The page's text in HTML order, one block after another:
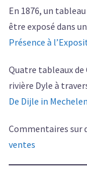
En 1876, un
être exposé dans
Présence à
Quatre tableaux de
rivière Dyle à
De Dijle in
Commentaires sur
ventes